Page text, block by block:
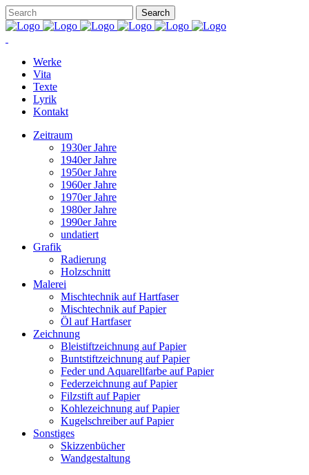
Werke
Vita
Texte
Lyrik
Kontakt
Zeitraum
1930er Jahre
1940er Jahre
1950er Jahre
1960er Jahre
1970er Jahre
1980er Jahre
1990er Jahre
undatiert
Grafik
Radierung
Holzschnitt
Malerei
Mischtechnik auf Hartfaser
Mischtechnik auf Papier
Öl auf Hartfaser
Zeichnung
Bleistiftzeichnung auf Papier
Buntstiftzeichnung auf Papier
Feder und Aquarellfarbe auf Papier
Federzeichnung auf Papier
Filzstift auf Papier
Kohlezeichnung auf Papier
Kugelschreiber auf Papier
Sonstiges
Skizzenbücher
Wandgestaltung